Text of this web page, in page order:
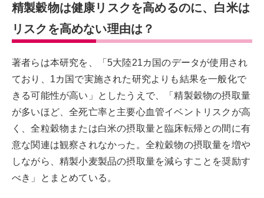
精製穀物は健康リスクを高めるのに、白米は
リスクを高めない理由は？
著者らは本研究を、「5大陸21カ国のデータが使用され
ており、1カ国で実施された研究よりも結果を一般化で
きる可能性が高い」としたうえで、「精製穀物の摂取量
が多いほど、全死亡率と主要心血管イベントリスクが高
く、全粒穀物または白米の摂取量と臨床転帰との間に有
意な関連は観察されなかった。全粒穀物の摂取量を増や
しながら、精製小麦製品の摂取量を減らすことを奨励す
べき」とまとめている。